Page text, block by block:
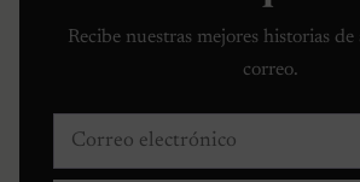
Recibe nuestras mejores historias
correo.
Correo electrónico